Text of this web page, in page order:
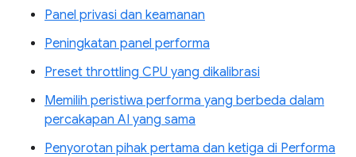
Panel privasi dan keamanan
Peningkatan panel performa
Preset throttling CPU yang dikalibrasi
Memilih peristiwa performa yang berbeda dalam
percakapan AI yang sama
Penyorotan pihak pertama dan ketiga di Performa